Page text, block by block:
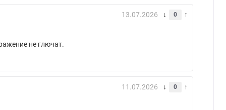
13.07.2026 0
не глючат.
11.07.2026 0